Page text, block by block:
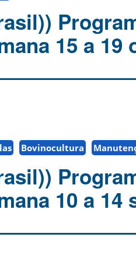
15 a 19
Bovinocultura
10 a 14